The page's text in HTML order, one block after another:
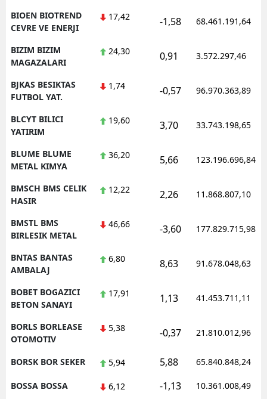
BIOEN BIOTREND
CEVRE VE ENERJI
17,42 -1,58 68.461.191,64
BIZIM BIZIM
MAGAZALARI
24,30 0,91 3.572.297,46
BJKAS BESIKTAS
FUTBOL YAT.
1,74 -0,57 96.970.363,89
BLCYT BILICI
YATIRIM
19,60 3,70 33.743.198,65
BLUME BLUME
METAL KIMYA
36,20 5,66 123.196.696,84
BMSCH BMS CELIK
HASIR
12,22 2,26 11.868.807,10
BMSTL BMS
BIRLESIK METAL
46,66 -3,60 177.829.715,98
BNTAS BANTAS
AMBALAJ
6,80 8,63 91.678.048,63
BOBET BOGAZICI
BETON SANAYI
17,91 1,13 41.453.711,11
BORLS BORLEASE
OTOMOTIV
5,38 -0,37 21.810.012,96
BORSK BOR SEKER 5,94 5,88 65.840.848,24
BOSSA BOSSA 6,12 -1,13 10.361.008,49